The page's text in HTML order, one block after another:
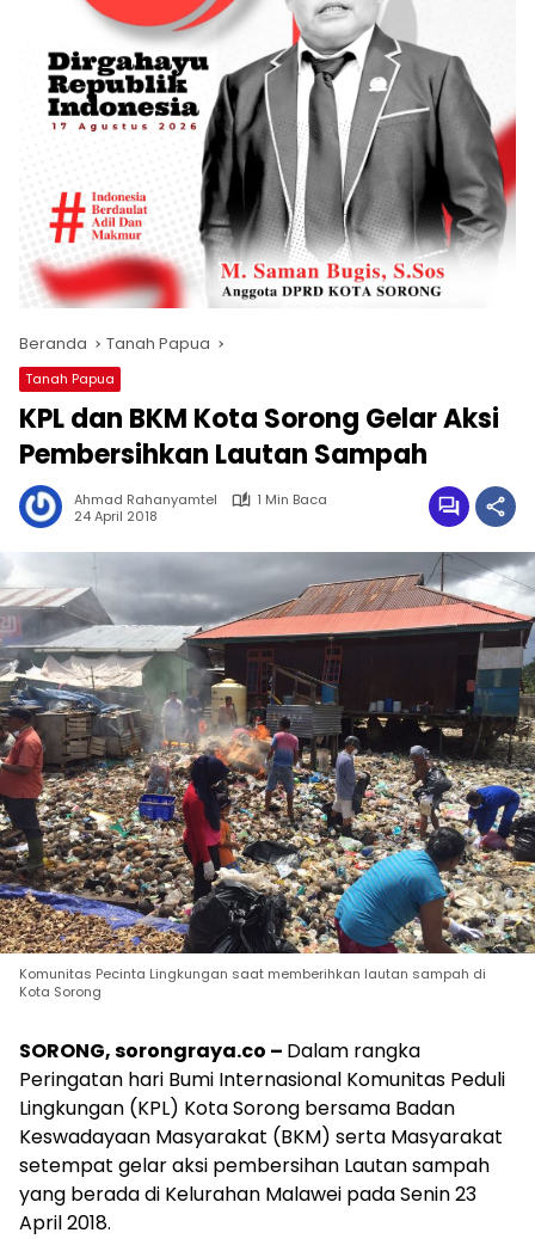
Beranda Tanah Papua
Tanah Papua
KPL dan BKM Kota Sorong Gelar Aksi
Pembersihkan Lautan Sampah
Ahmad Rahanyamtel
1 Min Baca
24 April 2018
Komunitas Pecinta Lingkungan saat memberihkan lautan sampah di
Kota Sorong
SORONG, sorongraya.co – Dalam rangka
Peringatan hari Bumi Internasional Komunitas Peduli
Lingkungan (KPL) Kota Sorong bersama Badan
Keswadayaan Masyarakat (BKM) serta Masyarakat
setempat gelar aksi pembersihan Lautan sampah
yang berada di Kelurahan Malawei pada Senin 23
April 2018.